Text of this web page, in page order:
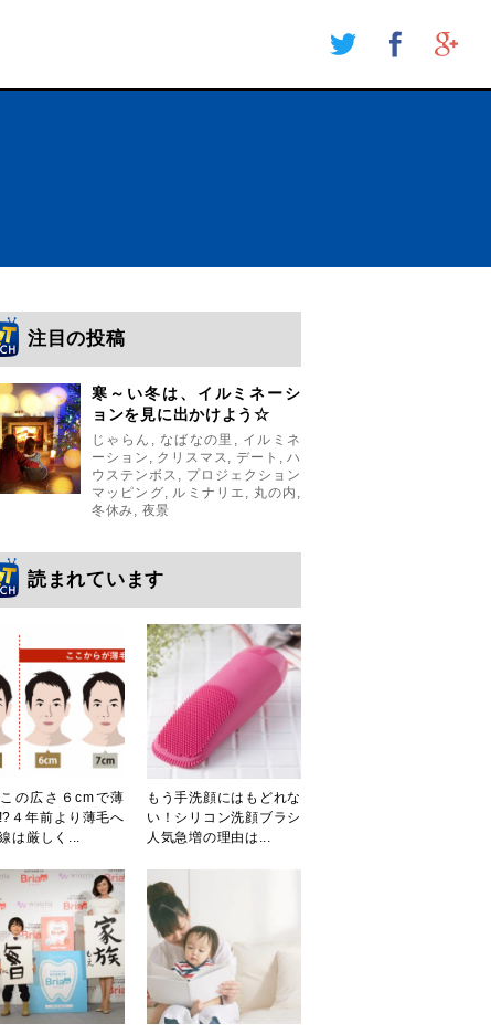
注目の投稿
寒～い冬は、イルミネーシ
ョンを見に出かけよう☆
じゃらん , なばなの里 , イルミネ
ーション , クリスマス,デート ,ハ
ウステンボス , プロジェクション
マッピング, ルミナリエ , 丸の内 ,
冬休み, 夜景
読まれています
の広さ６cmで薄
４年前より薄毛へ
は厳しく...
もう手洗顔にはもどれな
い！シリコン洗顔ブラシ
人気急増の理由は...